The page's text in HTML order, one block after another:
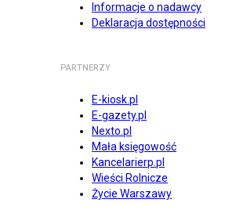
Informacje o nadawcy
Deklaracja dostępności
PARTNERZY
E-kiosk.pl
E-gazety.pl
Nexto.pl
Mała księgowość
Kancelarierp.pl
Wieści Rolnicze
Życie Warszawy